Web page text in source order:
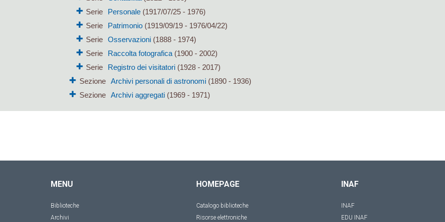
Serie
Personale(1917/07/25 - 1976)
Serie
Patrimonio(1919/09/19 - 1976/04/22)
Serie Osservazioni(1888 - 1974)
Serie
Raccolta fotografica(1900 - 2002)
Serie
Registro dei visitatori(1928 - 2017)
Sezione
Archivi personali di astronomi(1890 - 1936)
Sezione
Archivi aggregati(1969 - 1971)
MENU
Biblioteche
Archivi
HOMEPAGE
Catalogo biblioteche
Risorse elettroniche
INAF
INAF
EDU INAF